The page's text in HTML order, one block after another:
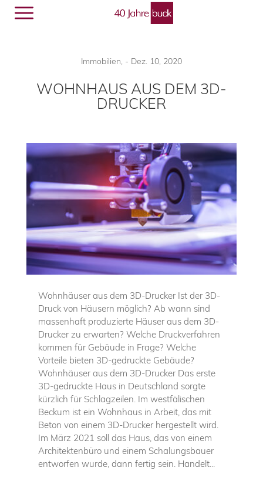
Immobilien, - Dez. 10, 2020
WOHNHAUS AUS DEM 3D-
DRUCKER
Wohnhäuser aus dem 3D-Drucker Ist der 3D-
Druck von Häusern möglich? Ab wann sind
massenhaft produzierte Häuser aus dem 3D-
Drucker zu erwarten? Welche Druckverfahren
kommen für Gebäude in Frage? Welche
Vorteile bieten 3D-gedruckte Gebäude?
Wohnhäuser aus dem 3D-Drucker Das erste
3D-gedruckte Haus in Deutschland sorgte
kürzlich für Schlagzeilen. Im westfälischen
Beckum ist ein Wohnhaus in Arbeit, das mit
Beton von einem 3D-Drucker hergestellt wird.
Im März 2021 soll das Haus, das von einem
Architektenbüro und einem Schalungsbauer
entworfen wurde, dann fertig sein. Handelt...